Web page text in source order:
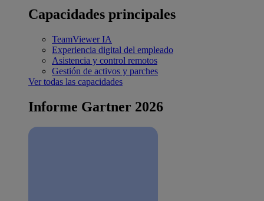
Capacidades principales
TeamViewer IA
Experiencia digital del empleado
Asistencia y control remotos
Gestión de activos y parches
Ver todas las capacidades
Informe Gartner 2026